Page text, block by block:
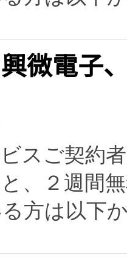
微電子
スご契約
、２週間
方は以下